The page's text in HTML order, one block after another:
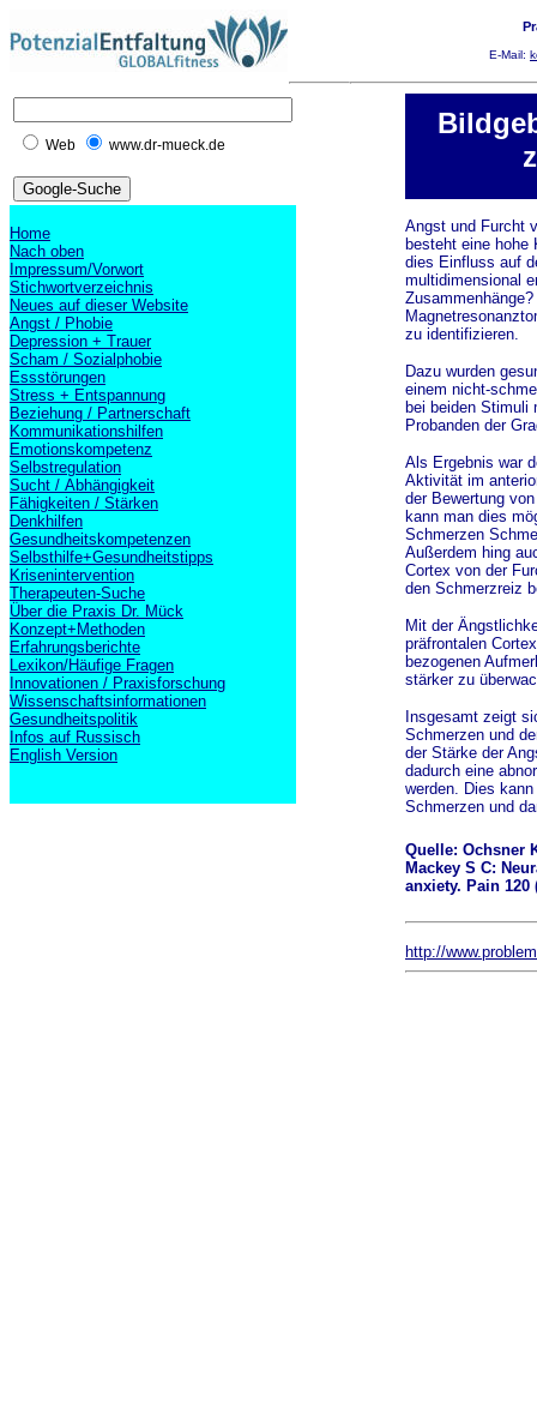
E-Mail:
Web www.dr-mueck.de
Home
Nach oben
Impressum/Vorwort
Stichwortverzeichnis
Neues auf dieser Website
Angst / Phobie
Depression + Trauer
Scham / Sozialphobie
Essstörungen
Stress + Entspannung
Beziehung / Partnerschaft
Kommunikationshilfen
Emotionskompetenz
Selbstregulation
Sucht / Abhängigkeit
Fähigkeiten / Stärken
Denkhilfen
Gesundheitskompetenzen
Selbsthilfe+Gesundheitstipps
Krisenintervention
Therapeuten-Suche
Über die Praxis Dr. Mück
Konzept+Methoden
Erfahrungsberichte
Lexikon/Häufige Fragen
Innovationen / Praxisforschung
Wissenschaftsinformationen
Gesundheitspolitik
Infos auf Russisch
English Version
Angst und Furcht
besteht eine hohe
dies Einfluss auf
multidimensional
zu identifizieren.
Dazu wurden
einem nicht-
bei beiden Stimuli
Probanden der
Als Ergebnis war
Aktivität im
der Bewertung
kann man dies
Schmerzen
Außerdem hing
Cortex von der
den Schmerzreiz
Mit der
präfrontalen
bezogenen
stärker zu
Insgesamt zeigt
Schmerzen und
der Stärke der
dadurch eine
werden. Dies
Schmerzen und
Quelle: Ochsner
Mackey S C:
anxiety. Pain 120
http://